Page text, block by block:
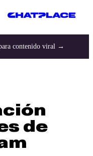
contenido viral →
de